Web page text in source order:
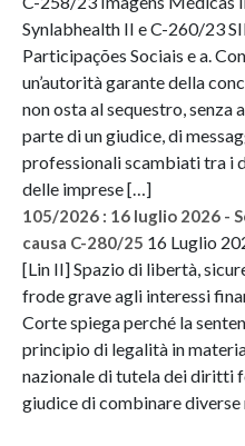
Synlabhealth II e C-260/23
Participações Sociais e a.
un’autorità garante della
non osta al sequestro,
parte di un giudice, di
professionali scambiati tra i
delle imprese […]
105/2026 : 16 luglio 2026 -
causa C-280/25 16 Luglio
[Lin II] Spazio di libertà,
frode grave agli interessi
Corte spiega perché la
principio di legalità in
nazionale di tutela dei diritti
giudice di combinare